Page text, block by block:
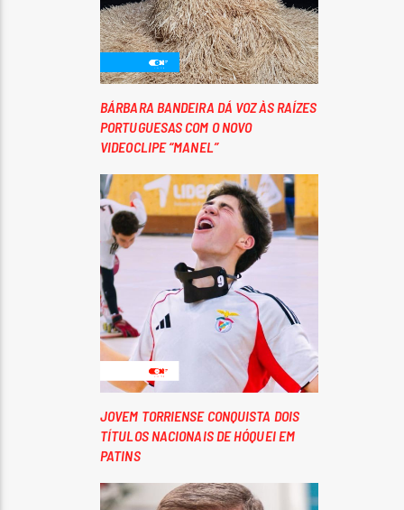
BÁRBARA BANDEIRA DÁ VOZ ÀS RAÍZES
PORTUGUESAS COM O NOVO
VIDEOCLIPE “MANEL”
JOVEM TORRIENSE CONQUISTA DOIS
TÍTULOS NACIONAIS DE HÓQUEI EM
PATINS